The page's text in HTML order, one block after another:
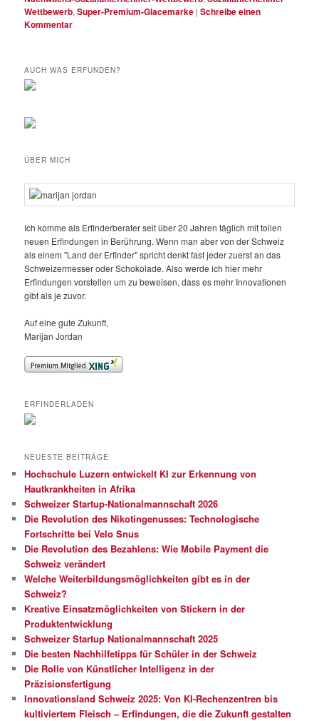
Wettbewerb,Super-Premium-Glacemarke |Schreibe einen
Kommentar
AUCH WAS ERFUNDEN?
ÜBER MICH
Ich komme als Erfinderberater seit über 20 Jahren täglich mit tollen
neuen Erfindungen in Berührung. Wenn man aber von der Schweiz
als einem "Land der Erfinder" spricht denkt fast jeder zuerst an das
Schweizermesser oder Schokolade. Also werde ich hier mehr
Erfindungen vorstellen um zu beweisen, dass es mehr Innovationen
gibt als je zuvor.
Auf eine gute Zukunft,
Marijan Jordan
ERFINDERLADEN
NEUESTE BEITRÄGE
Hochschule Luzern entwickelt KI zur Erkennung von
Hautkrankheiten in Afrika
Schweizer Startup-Nationalmannschaft 2026
Die Revolution des Nikotingenusses: Technologische
Fortschritte bei Velo Snus
Die Revolution des Bezahlens: Wie Mobile Payment die
Schweiz verändert
Welche Weiterbildungsmöglichkeiten gibt es in der
Schweiz?
Kreative Einsatzmöglichkeiten von Stickern in der
Produktentwicklung
Schweizer Startup Nationalmannschaft 2025
Die besten Nachhilfetipps für Schüler in der Schweiz
Die Rolle von Künstlicher Intelligenz in der
Präzisionsfertigung
Innovationsland Schweiz 2025: Von KI-Rechenzentren bis
kultiviertem Fleisch – Erfindungen, die die Zukunft gestalten